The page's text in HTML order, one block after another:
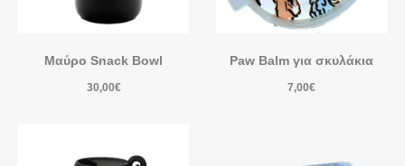
Μαύρο Snack Bowl
30,00€
Paw Balm για σκυλάκια
7,00€